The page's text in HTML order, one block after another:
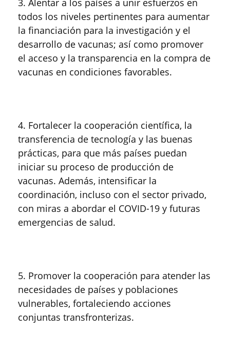
3. Alentar a los países a unir esfuerzos en
todos los niveles pertinentes para aumentar
la financiación para la investigación y el
desarrollo de vacunas; así como promover
el acceso y la transparencia en la compra de
vacunas en condiciones favorables.
4. Fortalecer la cooperación científica, la
transferencia de tecnología y las buenas
prácticas, para que más países puedan
iniciar su proceso de producción de
vacunas. Además, intensificar la
coordinación, incluso con el sector privado,
con miras a abordar el COVID-19 y futuras
emergencias de salud.
5. Promover la cooperación para atender las
necesidades de países y poblaciones
vulnerables, fortaleciendo acciones
conjuntas transfronterizas.